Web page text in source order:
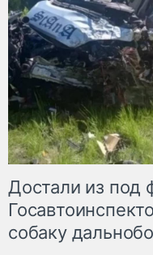
Достали из под
собаку